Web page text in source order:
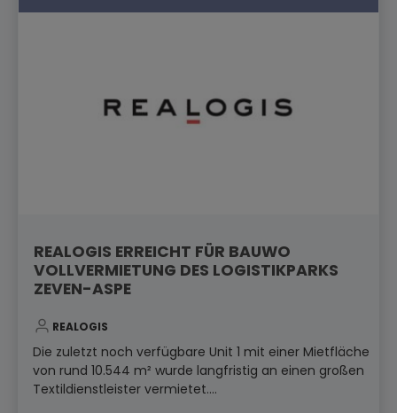
REALOGIS ERREICHT FÜR BAUWO
VOLLVERMIETUNG DES LOGISTIKPARKS
ZEVEN-ASPE
REALOGIS
Die zuletzt noch verfügbare Unit 1 mit einer Mietfläche
von rund 10.544 m² wurde langfristig an einen großen
Textildienstleister vermietet....